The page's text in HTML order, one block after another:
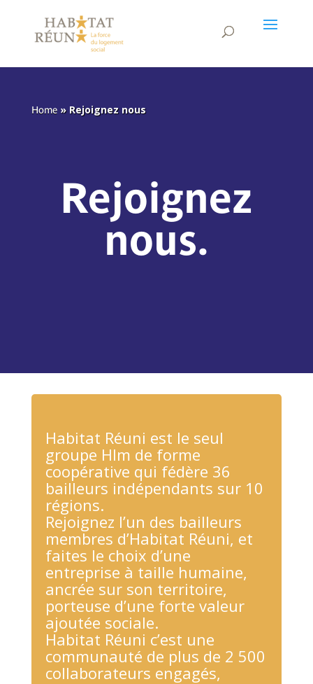
Home» Rejoignez nous
Rejoignez
nous.
Habitat Réuni est le seul
groupe Hlm de forme
coopérative qui fédère 36
bailleurs indépendants sur 10
régions.
Rejoignez l’un des bailleurs
membres d’Habitat Réuni, et
faites le choix d’une
entreprise à taille humaine,
ancrée sur son territoire,
porteuse d’une forte valeur
ajoutée sociale.
Habitat Réuni c’est une
communauté de plus de 2 500
collaborateurs engagés,